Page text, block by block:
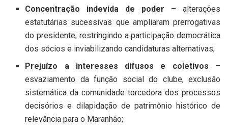
Concentração indevida de poder – alterações
estatutárias sucessivas que ampliaram prerrogativas
do presidente, restringindo a participação democrática
dos sócios e inviabilizando candidaturas alternativas;
Prejuízo a interesses difusos e coletivos –
esvaziamento da função social do clube, exclusão
sistemática da comunidade torcedora dos processos
decisórios e dilapidação de patrimônio histórico de
relevância para o Maranhão;